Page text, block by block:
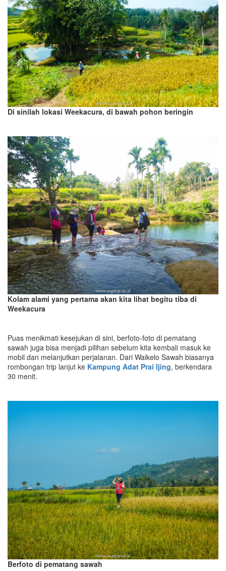
Di sinilah lokasi Weekacura, di bawah pohon beringin
Kolam alami yang pertama akan kita lihat begitu tiba di
Weekacura
Puas menikmati kesejukan di sini, berfoto-foto di pematang
sawah juga bisa menjadi pilihan sebelum kita kembali masuk ke
mobil dan melanjutkan perjalanan. Dari Waikelo Sawah biasanya
rombongan trip lanjut ke Kampung Adat Prai Ijing, berkendara
30 menit.
Berfoto di pematang sawah